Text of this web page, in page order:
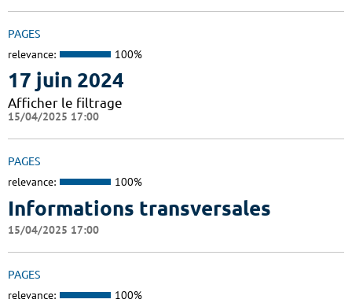
PAGES
relevance: 100%
17 juin 2024
Afficher le filtrage
15/04/2025 17:00
PAGES
relevance: 100%
Informations transversales
15/04/2025 17:00
PAGES
relevance: 100%